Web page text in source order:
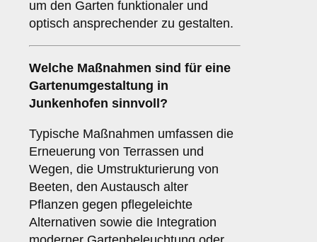
um den Garten funktionaler und
optisch ansprechender zu gestalten.
Welche Maßnahmen sind für eine
Gartenumgestaltung in
Junkenhofen sinnvoll?
Typische Maßnahmen umfassen die
Erneuerung von Terrassen und
Wegen, die Umstrukturierung von
Beeten, den Austausch alter
Pflanzen gegen pflegeleichte
Alternativen sowie die Integration